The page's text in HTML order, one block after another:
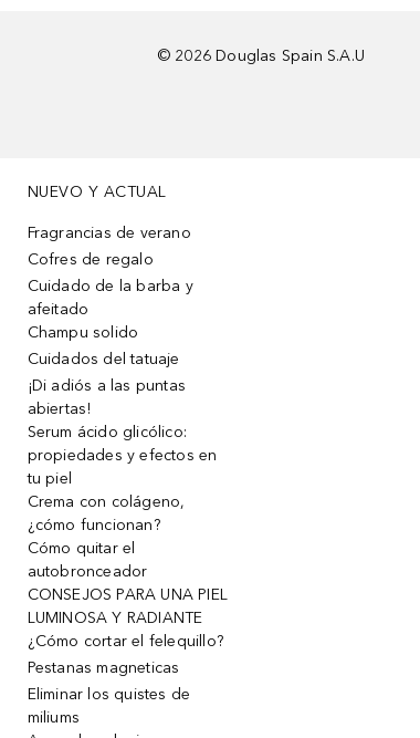
© 2026 Douglas Spain S.A.U
NUEVO Y ACTUAL
Fragrancias de verano
Cofres de regalo
Cuidado de la barba y
afeitado
Champu solido
Cuidados del tatuaje
¡Di adiós a las puntas
abiertas!
Serum ácido glicólico:
propiedades y efectos en
tu piel
Crema con colágeno,
¿cómo funcionan?
Cómo quitar el
autobronceador
CONSEJOS PARA UNA PIEL
LUMINOSA Y RADIANTE
¿Cómo cortar el felequillo?
Pestanas magneticas
Eliminar los quistes de
miliums